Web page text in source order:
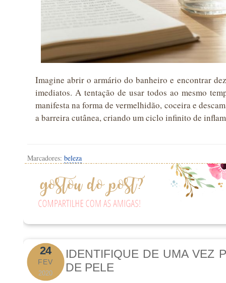
Imagine abrir o armário do banheiro e encontrar
imediatos. A tentação de usar todos ao mesmo
manifesta na forma de vermelhidão, coceira e
a barreira cutânea, criando um ciclo infinito de
Marcadores: beleza
24
FEV
2020
IDENTIFIQUE DE UMA VEZ
DE PELE